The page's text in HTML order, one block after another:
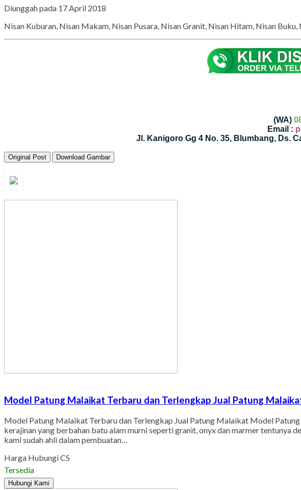
Diunggah pada 17 April 2018
Nisan Kuburan, Nisan Makam, Nisan Pusara, Nisan Granit, Nisan Hitam, Nisan
(WA)
Email :
Jl. Kanigoro Gg 4 No. 35, Blumbang, Ds.
Original Post Download Gambar
Model Patung Malaikat Terbaru dan Terlengkap Jual Patung
Model Patung Malaikat Terbaru dan Terlengkap Jual Patung Malaikat Model
kerajinan yang berbahan batu alam murni seperti granit, onyx dan marmer tentunya
kami sudah ahli dalam pembuatan…
Harga Hubungi CS
Tersedia
Hubungi Kami